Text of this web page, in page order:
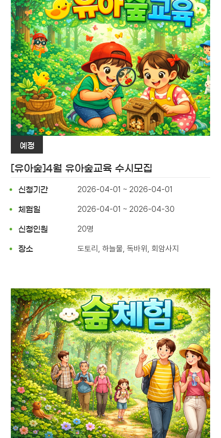
예정
[유아숲]4월 유아숲교육 수시모집
신청기간 2026-04-01 ~ 2026-04-01
체험일 2026-04-01 ~ 2026-04-30
신청인원 20명
장소 도토리, 하늘물, 독바위, 회암사지